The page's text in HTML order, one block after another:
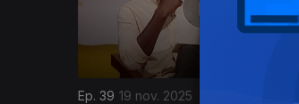
Ep. 39 19 nov. 2025